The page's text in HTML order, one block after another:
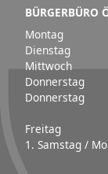
BÜRGERBÜRO
Montag
Dienstag
Mittwoch
Donnerstag
Donnerstag
Freitag
1. Samstag /